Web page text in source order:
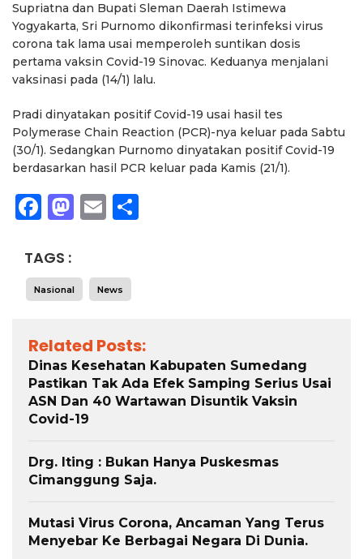
Supriatna dan Bupati Sleman Daerah Istimewa
Yogyakarta, Sri Purnomo dikonfirmasi terinfeksi virus
corona tak lama usai memperoleh suntikan dosis
pertama vaksin Covid-19 Sinovac. Keduanya menjalani
vaksinasi pada (14/1) lalu.
Pradi dinyatakan positif Covid-19 usai hasil tes
Polymerase Chain Reaction (PCR)-nya keluar pada Sabtu
(30/1). Sedangkan Purnomo dinyatakan positif Covid-19
berdasarkan hasil PCR keluar pada Kamis (21/1).
Facebook
Mastodon
Email
TAGS :
Nasional News
Related Posts:
Dinas Kesehatan Kabupaten Sumedang
Pastikan Tak Ada Efek Samping Serius Usai
ASN Dan 40 Wartawan Disuntik Vaksin
Covid-19
Drg. Iting : Bukan Hanya Puskesmas
Cimanggung Saja.
Mutasi Virus Corona, Ancaman Yang Terus
Menyebar Ke Berbagai Negara Di Dunia.